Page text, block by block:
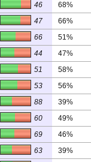
46 68%
47 66%
66 51%
44 47%
51 58%
53 56%
88 39%
60 49%
69 46%
63 39%